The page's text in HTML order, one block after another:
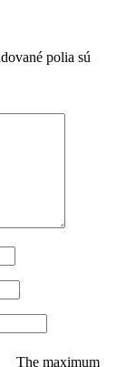
polia sú
The maximum